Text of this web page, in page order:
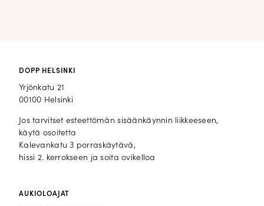
DOPP HELSINKI
Yrjönkatu 21
00100 Helsinki
Jos tarvitset esteettömän sisäänkäynnin liikkeeseen,
käytä osoitetta
Kalevankatu 3 porraskäytävä,
hissi 2. kerrokseen ja soita ovikelloa
AUKIOLOAJAT